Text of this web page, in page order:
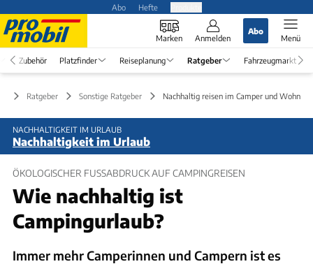
Abo Hefte
Marken Anmelden
Abo
Menü
Zubehör Platzfinder Reiseplanung Ratgeber Fahrzeugmarkt
Ratgeber Sonstige Ratgeber Nachhaltig reisen im Camper und
NACHHALTIGKEIT IM URLAUB
Nachhaltigkeit im Urlaub
ÖKOLOGISCHER FUSSABDRUCK AUF CAMPINGREISEN
Wie nachhaltig ist
Campingurlaub?
Immer mehr Camperinnen und Campern ist es